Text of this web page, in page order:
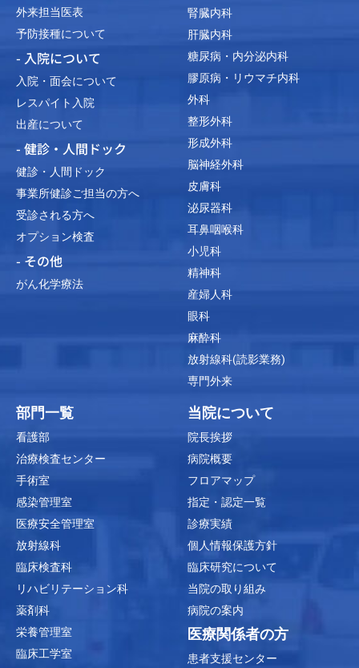
外来担当医表
予防接種について
- 入院について
入院・面会について
レスパイト入院
出産について
- 健診・人間ドック
健診・人間ドック
事業所健診ご担当の方へ
受診される方へ
オプション検査
- その他
がん化学療法
腎臓内科
肝臓内科
糖尿病・内分泌内科
膠原病・リウマチ内科
外科
整形外科
形成外科
脳神経外科
皮膚科
泌尿器科
耳鼻咽喉科
小児科
精神科
産婦人科
眼科
麻酔科
放射線科(読影業務)
専門外来
部門一覧
看護部
治療検査センター
手術室
感染管理室
医療安全管理室
放射線科
臨床検査科
リハビリテーション科
薬剤科
栄養管理室
臨床工学室
当院について
院長挨拶
病院概要
フロアマップ
指定・認定一覧
診療実績
個人情報保護方針
臨床研究について
当院の取り組み
病院の案内
医療関係者の方
患者支援センター